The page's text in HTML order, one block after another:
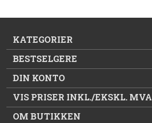
KATEGORIER
BESTSELGERE
DIN KONTO
VIS PRISER INKL./EKSKL. MVA
OM BUTIKKEN